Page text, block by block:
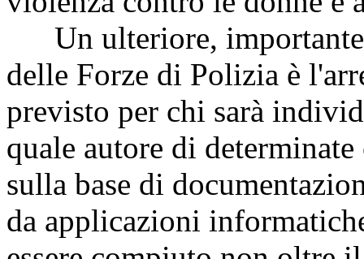
Un ulteriore, importante,
delle Forze di Polizia è
previsto per chi sarà
quale autore di
sulla base di
da applicazioni